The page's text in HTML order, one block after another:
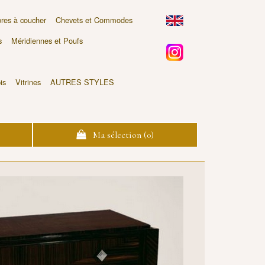
à coucher
Chevets et Commodes
Méridiennes et Poufs
Vitrines AUTRES STYLES
Ma sélection (0)